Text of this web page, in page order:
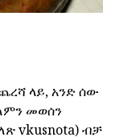
ላይ, አንድ ሰው
መወሰን
vkusnota) ብቻ